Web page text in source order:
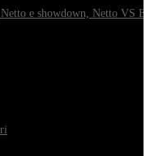
e showdown, Netto VS